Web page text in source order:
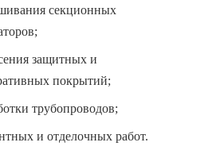
секционных
защитных и
покрытий;
трубопроводов;
и отделочных работ.